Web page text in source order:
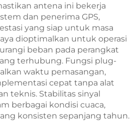
antena ini bekerja
dan penerima GPS,
yang siap untuk masa
dioptimalkan untuk operasi
beban pada perangkat
terhubung. Fungsi plug-
waktu pemasangan,
cepat tanpa alat
teknis. Stabilitas sinyal
berbagai kondisi cuaca,
konsisten sepanjang tahun.